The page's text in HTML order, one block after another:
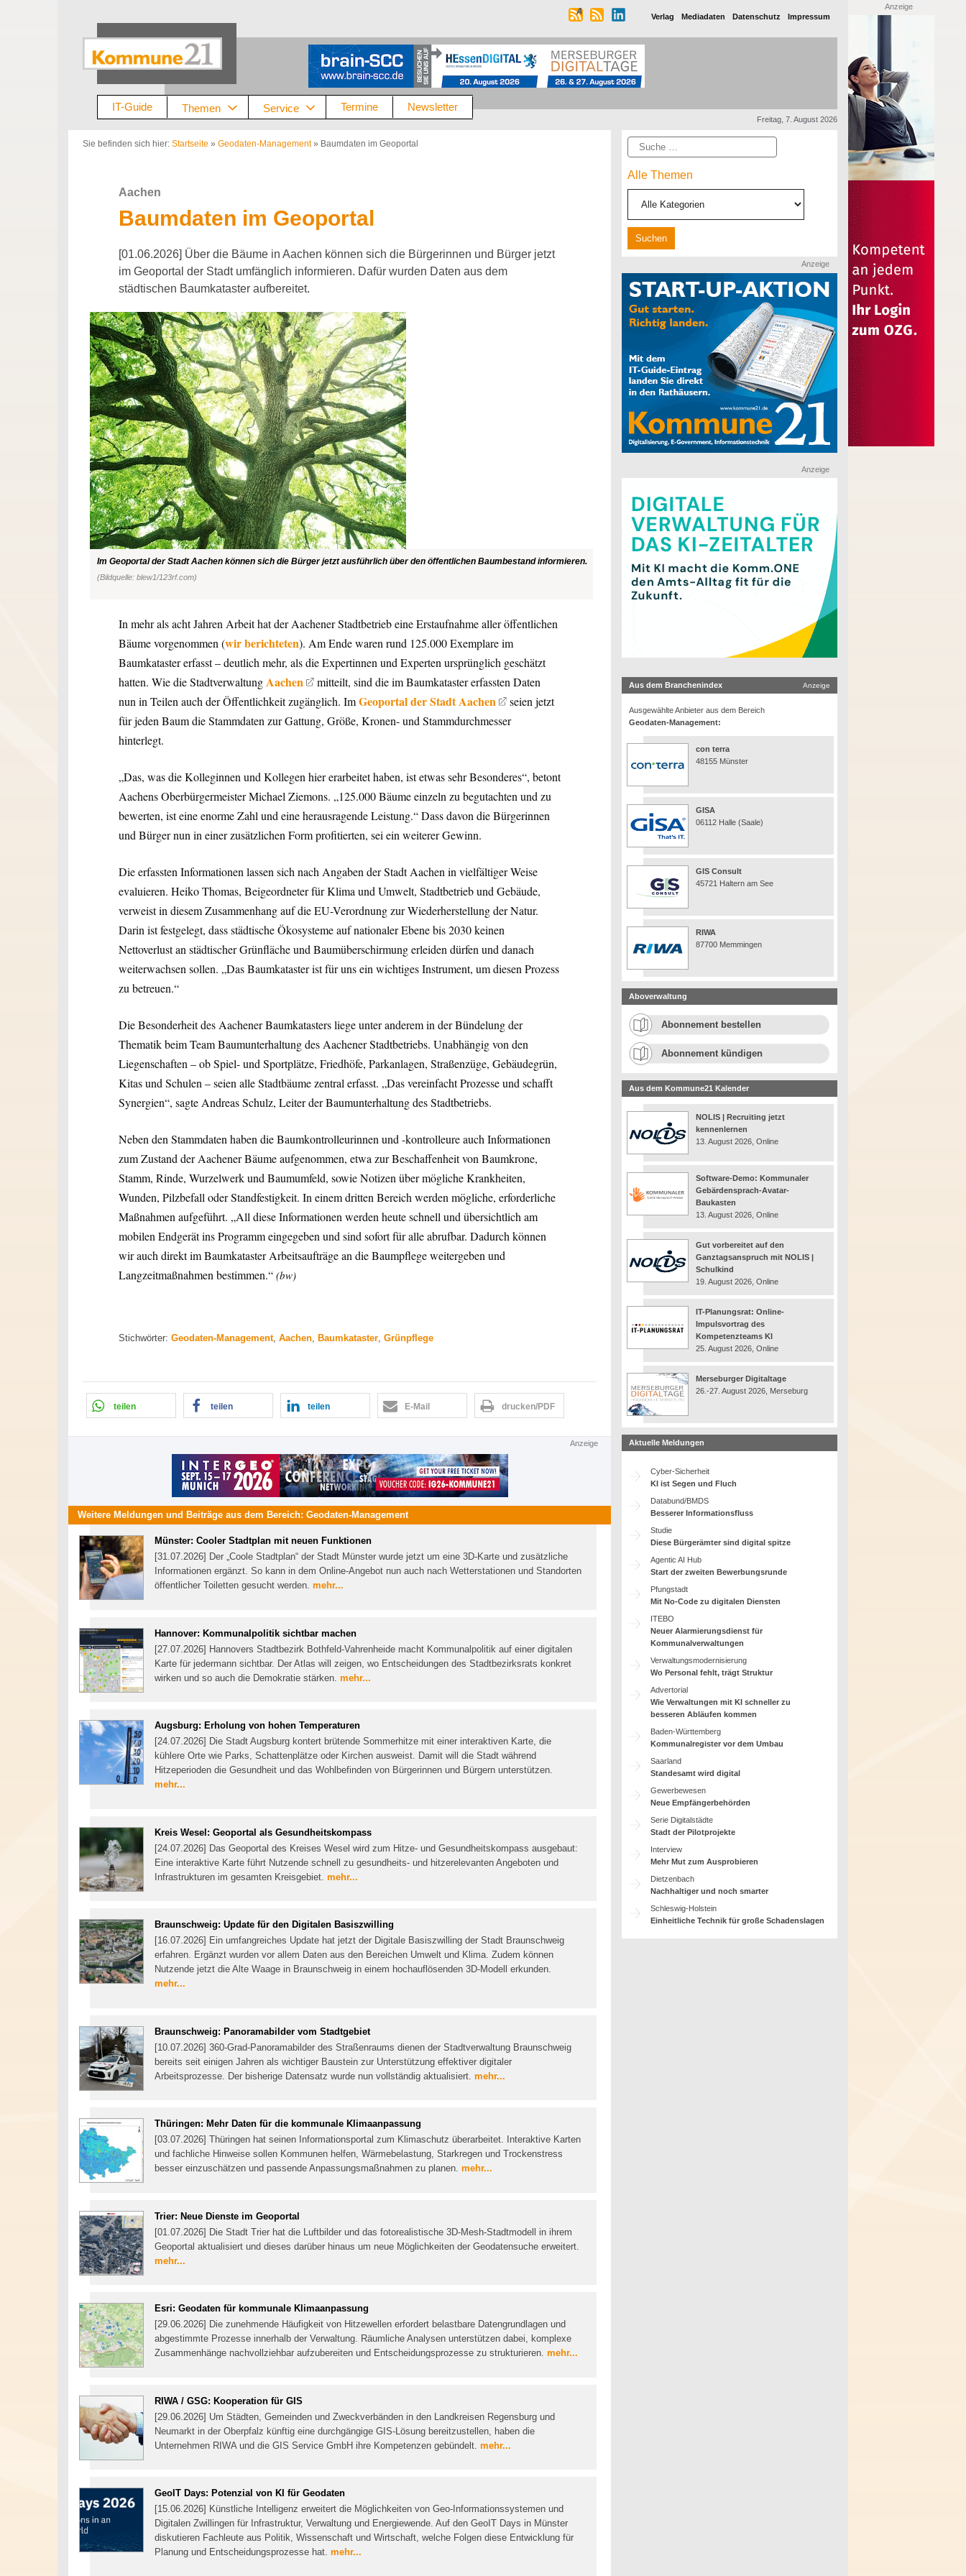
Verlag Mediadaten Datenschutz Impressum
IT-Guide Themen Service Termine Newsletter
Freitag, 7. August 2026
Sie befinden sich hier: Startseite » Geodaten-Management» Baumdaten im Geoportal
Aachen
Baumdaten im Geoportal
[01.06.2026] Über die Bäume in Aachen können sich die Bürgerinnen und Bürger jetzt
im Geoportal der Stadt umfänglich informieren. Dafür wurden Daten aus dem
städtischen Baumkataster aufbereitet.
Im Geoportal der Stadt Aachen können sich die Bürger jetzt ausführlich über den öffentlichen Baumbestand informieren.
(Bildquelle: blew1/123rf.com)
In mehr als acht Jahren Arbeit hat der Aachener Stadtbetrieb eine Erstaufnahme aller öffentlichen
Bäume vorgenommen (wir berichteten). Am Ende waren rund 125.000 Exemplare im
Baumkataster erfasst – deutlich mehr, als die Expertinnen und Experten ursprünglich geschätzt
hatten. Wie die StadtverwaltungAachen
mitteilt, sind die im Baumkataster erfassten Daten
nun in Teilen auch der Öffentlichkeit zugänglich. ImGeoportal der Stadt Aachen
seien jetzt
für jeden Baum die Stammdaten zur Gattung, Größe, Kronen- und Stammdurchmesser
hinterlegt.
„Das, was die Kolleginnen und Kollegen hier erarbeitet haben, ist etwas sehr Besonderes“, betont
Aachens Oberbürgermeister Michael Ziemons. „125.000 Bäume einzeln zu begutachten und zu
bewerten, ist eine enorme Zahl und eine herausragende Leistung.“ Dass davon die Bürgerinnen
und Bürger nun in einer zusätzlichen Form profitierten, sei ein weiterer Gewinn.
Die erfassten Informationen lassen sich nach Angaben der Stadt Aachen in vielfältiger Weise
evaluieren. Heiko Thomas, Beigeordneter für Klima und Umwelt, Stadtbetrieb und Gebäude,
verweist in diesem Zusammenhang auf die EU-Verordnung zur Wiederherstellung der Natur.
Darin ist festgelegt, dass städtische Ökosysteme auf nationaler Ebene bis 2030 keinen
Nettoverlust an städtischer Grünfläche und Baumüberschirmung erleiden dürfen und danach
weiterwachsen sollen. „Das Baumkataster ist für uns ein wichtiges Instrument, um diesen Prozess
zu betreuen.“
Die Besonderheit des Aachener Baumkatasters liege unter anderem in der Bündelung der
Thematik beim Team Baumunterhaltung des Aachener Stadtbetriebs. Unabhängig von den
Liegenschaften – ob Spiel- und Sportplätze, Friedhöfe, Parkanlagen, Straßenzüge, Gebäudegrün,
Kitas und Schulen – seien alle Stadtbäume zentral erfasst. „Das vereinfacht Prozesse und schafft
Synergien“, sagte Andreas Schulz, Leiter der Baumunterhaltung des Stadtbetriebs.
Neben den Stammdaten haben die Baumkontrolleurinnen und -kontrolleure auch Informationen
zum Zustand der Aachener Bäume aufgenommen, etwa zur Beschaffenheit von Baumkrone,
Stamm, Rinde, Wurzelwerk und Baumumfeld, sowie Notizen über mögliche Krankheiten,
Wunden, Pilzbefall oder Standfestigkeit. In einem dritten Bereich werden mögliche, erforderliche
Maßnahmen aufgeführt. „All diese Informationen werden heute schnell und übersichtlich am
mobilen Endgerät ins Programm eingegeben und sind sofort für alle abrufbar. Dadurch können
wir auch direkt im Baumkataster Arbeitsaufträge an die Baumpflege weitergeben und
Langzeitmaßnahmen bestimmen.“ (bw)
Stichwörter: Geodaten-Management, Aachen Baumkataster Grünpflege
teilen teilen teilen E-Mail drucken/PDF
Anzeige
Weitere Meldungen und Beiträge aus dem Bereich: Geodaten-Management
Münster: Cooler Stadtplan mit neuen Funktionen
[31.07.2026] Der „Coole Stadtplan“ der Stadt Münster wurde jetzt um eine 3D-Karte und zusätzliche
Informationen ergänzt. So kann in dem Online-Angebot nun auch nach Wetterstationen und Standorten
öffentlicher Toiletten gesucht werden. mehr...
Hannover: Kommunalpolitik sichtbar machen
[27.07.2026] Hannovers Stadtbezirk Bothfeld-Vahrenheide macht Kommunalpolitik auf einer digitalen
Karte für jedermann sichtbar. Der Atlas will zeigen, wo Entscheidungen des Stadtbezirksrats konkret
wirken und so auch die Demokratie stärken. mehr...
Augsburg: Erholung von hohen Temperaturen
[24.07.2026] Die Stadt Augsburg kontert brütende Sommerhitze mit einer interaktiven Karte, die
kühlere Orte wie Parks, Schattenplätze oder Kirchen ausweist. Damit will die Stadt während
Hitzeperioden die Gesundheit und das Wohlbefinden von Bürgerinnen und Bürgern unterstützen.
mehr...
Kreis Wesel: Geoportal als Gesundheitskompass
[24.07.2026] Das Geoportal des Kreises Wesel wird zum Hitze- und Gesundheitskompass ausgebaut:
Eine interaktive Karte führt Nutzende schnell zu gesundheits- und hitzerelevanten Angeboten und
Infrastrukturen im gesamten Kreisgebiet. mehr...
Braunschweig: Update für den Digitalen Basiszwilling
[16.07.2026] Ein umfangreiches Update hat jetzt der Digitale Basiszwilling der Stadt Braunschweig
erfahren. Ergänzt wurden vor allem Daten aus den Bereichen Umwelt und Klima. Zudem können
Nutzende jetzt die Alte Waage in Braunschweig in einem hochauflösenden 3D-Modell erkunden.
mehr...
Braunschweig: Panoramabilder vom Stadtgebiet
[10.07.2026] 360-Grad-Panoramabilder des Straßenraums dienen der Stadtverwaltung Braunschweig
bereits seit einigen Jahren als wichtiger Baustein zur Unterstützung effektiver digitaler
Arbeitsprozesse. Der bisherige Datensatz wurde nun vollständig aktualisiert. mehr...
Thüringen: Mehr Daten für die kommunale Klimaanpassung
[03.07.2026] Thüringen hat seinen Informationsportal zum Klimaschutz überarbeitet. Interaktive Karten
und fachliche Hinweise sollen Kommunen helfen, Wärmebelastung, Starkregen und Trockenstress
besser einzuschätzen und passende Anpassungsmaßnahmen zu planen. mehr...
Trier: Neue Dienste im Geoportal
[01.07.2026] Die Stadt Trier hat die Luftbilder und das fotorealistische 3D-Mesh-Stadtmodell in ihrem
Geoportal aktualisiert und dieses darüber hinaus um neue Möglichkeiten der Geodatensuche erweitert.
mehr...
Esri: Geodaten für kommunale Klimaanpassung
[29.06.2026] Die zunehmende Häufigkeit von Hitzewellen erfordert belastbare Datengrundlagen und
abgestimmte Prozesse innerhalb der Verwaltung. Räumliche Analysen unterstützen dabei, komplexe
Zusammenhänge nachvollziehbar aufzubereiten und Entscheidungsprozesse zu strukturieren. mehr...
RIWA / GSG: Kooperation für GIS
[29.06.2026] Um Städten, Gemeinden und Zweckverbänden in den Landkreisen Regensburg und
Neumarkt in der Oberpfalz künftig eine durchgängige GIS-Lösung bereitzustellen, haben die
Unternehmen RIWA und die GIS Service GmbH ihre Kompetenzen gebündelt. mehr...
GeoIT Days: Potenzial von KI für Geodaten
[15.06.2026] Künstliche Intelligenz erweitert die Möglichkeiten von Geo-Informationssystemen und
Digitalen Zwillingen für Infrastruktur, Verwaltung und Energiewende. Auf den GeoIT Days in Münster
diskutieren Fachleute aus Politik, Wissenschaft und Wirtschaft, welche Folgen diese Entwicklung für
Planung und Entscheidungsprozesse hat. mehr...
Suche
Alle Themen
Anzeige
Anzeige
Aus dem Branchenindex Anzeige
Ausgewählte Anbieter aus dem Bereich
Geodaten-Management:
con terra
48155 Münster
GISA
06112 Halle (Saale)
GIS Consult
45721 Haltern am See
RIWA
87700 Memmingen
Aboverwaltung
Abonnement bestellen
Abonnement kündigen
Aus dem Kommune21 Kalender
NOLIS | Recruiting jetzt
kennenlernen
13. August 2026, Online
Software-Demo: Kommunaler
Gebärdensprach-Avatar-
Baukasten
13. August 2026, Online
Gut vorbereitet auf den
Ganztagsanspruch mit NOLIS |
Schulkind
19. August 2026, Online
IT-Planungsrat: Online-
Impulsvortrag des
Kompetenzteams KI
25. August 2026, Online
Merseburger Digitaltage
26.-27. August 2026, Merseburg
Aktuelle Meldungen
Cyber-Sicherheit
KI ist Segen und Fluch
Databund/BMDS
Besserer Informationsfluss
Studie
Diese Bürgerämter sind digital spitze
Agentic AI Hub
Start der zweiten Bewerbungsrunde
Pfungstadt
Mit No-Code zu digitalen Diensten
ITEBO
Neuer Alarmierungsdienst für
Kommunalverwaltungen
Verwaltungsmodernisierung
Wo Personal fehlt, trägt Struktur
Advertorial
Wie Verwaltungen mit KI schneller zu
besseren Abläufen kommen
Baden-Württemberg
Kommunalregister vor dem Umbau
Saarland
Standesamt wird digital
Gewerbewesen
Neue Empfängerbehörden
Serie Digitalstädte
Stadt der Pilotprojekte
Interview
Mehr Mut zum Ausprobieren
Dietzenbach
Nachhaltiger und noch smarter
Schleswig-Holstein
Einheitliche Technik für große Schadenslagen
Anzeige